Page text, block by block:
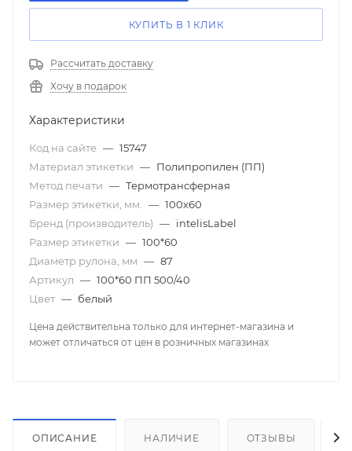
КУПИТЬ В 1 КЛИК
Рассчитать доставку
Хочу в подарок
Характеристики
Код на сайте — 15747
Материал этикетки — Полипропилен (ПП)
Метод печати — Термотрансферная
Размер этикетки, мм.
— 100х60
Бренд (производитель) — intelisLabel
Размер этикетки — 100*60
Диаметр рулона, мм — 87
Артикул — 100*60 ПП 500/40
Цвет — белый
Цена действительна только для интернет-магазина и
может отличаться от цен в розничных магазинах
ОПИСАНИЕ НАЛИЧИЕ ОТЗЫВЫ